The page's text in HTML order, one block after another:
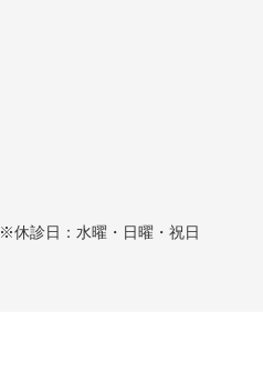
※休診日：水曜・日曜・祝日